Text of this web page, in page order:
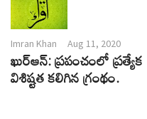
Imran Khan Aug 11, 2020
ఖుర్ఆన్: ప్రపంచంలో ప్రత్యేక
విశిష్టత కలిగిన గ్రంథం.